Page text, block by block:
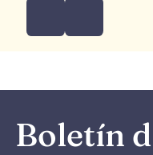
Boletín